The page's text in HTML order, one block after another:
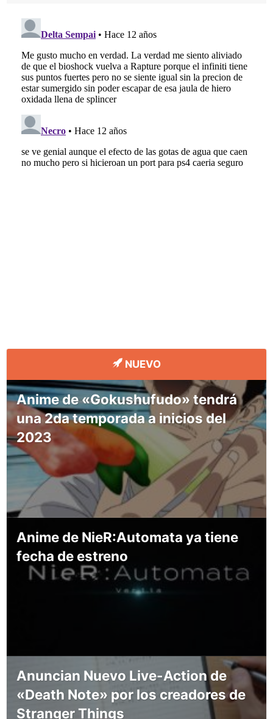
NUEVO
Anime de «Gokushufudo» tendrá
una 2da temporada a inicios del
2023
Anime de NieR:Automata ya tiene
fecha de estreno
Anuncian Nuevo Live-Action de
«Death Note» por los creadores de
Stranger Things